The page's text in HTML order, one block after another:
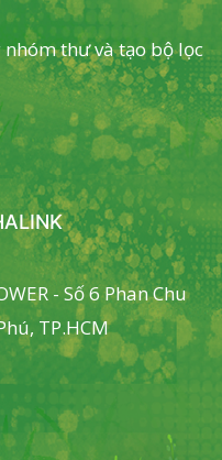
thư và tạo bộ lọc
- Số 6 Phan Chu
TP.HCM